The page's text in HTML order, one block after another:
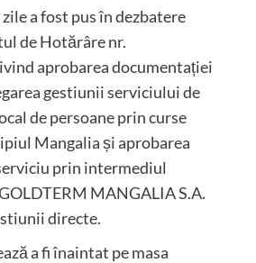
a fost pus în dezbatere
de Hotărâre nr.
aprobarea documentației
gestiunii serviciului de
de persoane prin curse
Mangalia și aprobarea
prin intermediul
MANGALIA S.A.
directe.
a fi înaintat pe masa